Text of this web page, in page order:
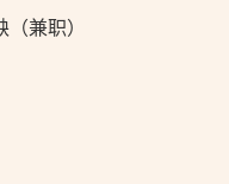
兼职）